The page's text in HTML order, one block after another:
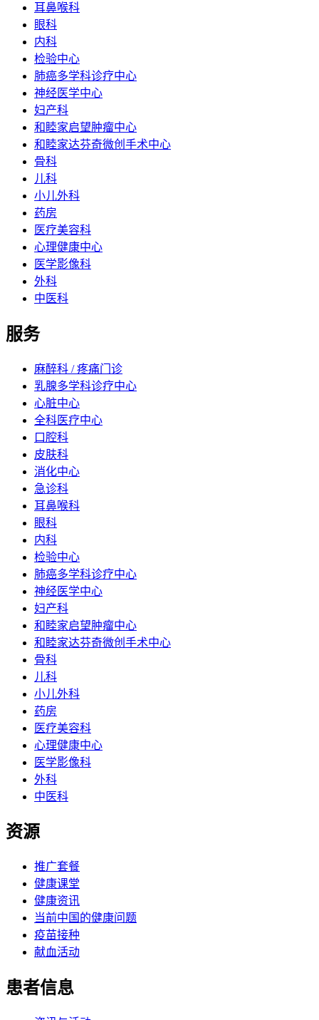
耳鼻喉科
眼科
内科
检验中心
肺癌多学科诊疗中心
神经医学中心
妇产科
和睦家启望肿瘤中心
和睦家达芬奇微创手术中心
骨科
儿科
小儿外科
药房
医疗美容科
心理健康中心
医学影像科
外科
中医科
服务
麻醉科 / 疼痛门诊
乳腺多学科诊疗中心
心脏中心
全科医疗中心
口腔科
皮肤科
消化中心
急诊科
耳鼻喉科
眼科
内科
检验中心
肺癌多学科诊疗中心
神经医学中心
妇产科
和睦家启望肿瘤中心
和睦家达芬奇微创手术中心
骨科
儿科
小儿外科
药房
医疗美容科
心理健康中心
医学影像科
外科
中医科
资源
推广套餐
健康课堂
健康资讯
当前中国的健康问题
疫苗接种
献血活动
患者信息